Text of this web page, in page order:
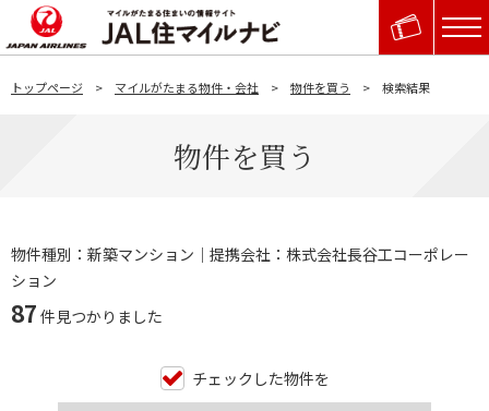
トップページ マイルがたまる物件・会社 物件を買う 検索結果
物件を買う
物件種別：新築マンション｜提携会社：株式会社長谷工コーポレー
ション
87 件見つかりました
チェックした物件を